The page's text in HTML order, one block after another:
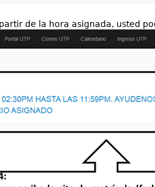
de la hora asignada, usted